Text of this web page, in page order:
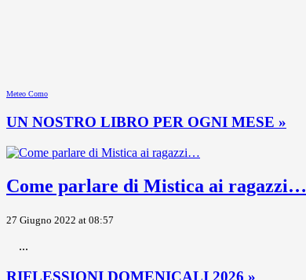
Meteo Como
UN NOSTRO LIBRO PER OGNI MESE »
Come parlare di Mistica ai ragazzi…
27 Giugno 2022 at 08:57
...
RIFLESSIONI DOMENICALI 2026 »